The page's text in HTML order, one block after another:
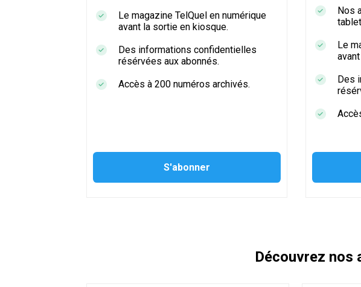
Le magazine TelQuel en numérique
avant la sortie en kiosque.
Des informations confidentielles
résérvées aux abonnés.
Accès à 200 numéros archivés.
Nos
Le
Des
Découvrez nos